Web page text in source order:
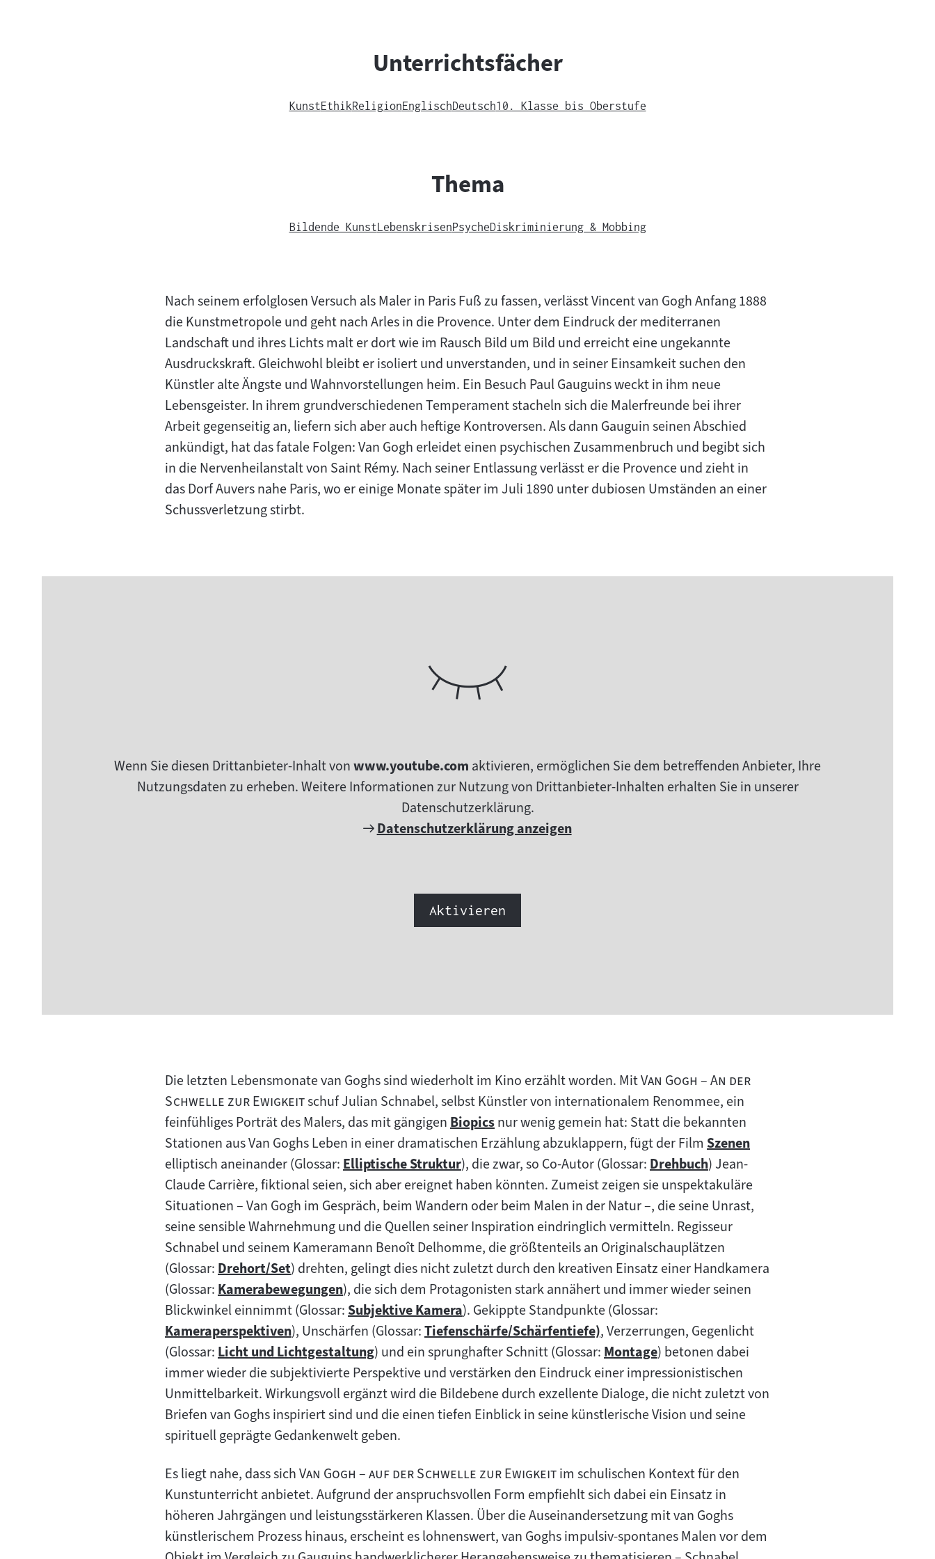
Unterrichtsfächer
KunstEthikReligionEnglischDeutsch10. Klasse bis Oberstufe
Thema
Bildende KunstLebenskrisenPsycheDiskriminierung & Mobbing
Nach seinem erfolglosen Versuch als Maler in Paris Fuß zu fassen, verlässt Vincent van Gogh Anfang 1888
die Kunstmetropole und geht nach Arles in die Provence. Unter dem Eindruck der mediterranen
Landschaft und ihres Lichts malt er dort wie im Rausch Bild um Bild und erreicht eine ungekannte
Ausdruckskraft. Gleichwohl bleibt er isoliert und unverstanden, und in seiner Einsamkeit suchen den
Künstler alte Ängste und Wahnvorstellungen heim. Ein Besuch Paul Gauguins weckt in ihm neue
Lebensgeister. In ihrem grundverschiedenen Temperament stacheln sich die Malerfreunde bei ihrer
Arbeit gegenseitig an, liefern sich aber auch heftige Kontroversen. Als dann Gauguin seinen Abschied
ankündigt, hat das fatale Folgen: Van Gogh erleidet einen psychischen Zusammenbruch und begibt sich
in die Nervenheilanstalt von Saint Rémy. Nach seiner Entlassung verlässt er die Provence und zieht in
das Dorf Auvers nahe Paris, wo er einige Monate später im Juli 1890 unter dubiosen Umständen an einer
Schussverletzung stirbt.
Wenn Sie diesen Drittanbieter-Inhalt vonwww.youtube.com aktivieren, ermöglichen Sie dem betreffenden Anbieter, Ihre
Nutzungsdaten zu erheben. Weitere Informationen zur Nutzung von Drittanbieter-Inhalten erhalten Sie in unserer
Datenschutzerklärung.
Externer
Datenschutzerklärung anzeigen
Aktivieren
Die letzten Lebensmonate van Goghs sind wiederholt im Kino erzählt worden. Mit"
Van Gogh – An der
Schwelle zur Ewigkeit"schuf Julian Schnabel, selbst Künstler von internationalem Renommee, ein
feinfühliges Porträt des Malers, das mit gängigenZum
Inhalt:
Biopicsnur wenig gemein hat: Statt die bekannten
Stationen aus Van Goghs Leben in einer dramatischen Erzählung abzuklappern, fügt der Film Zum
Inhalt:
Szenen
elliptisch aneinander (Glossar:Zum
Inhalt:
Elliptische Struktur), die zwar, so Co-Autor (Glossar:Zum
Inhalt:
Drehbuch) Jean-
Claude Carrière, fiktional seien, sich aber ereignet haben könnten. Zumeist zeigen sie unspektakuläre
Situationen – Van Gogh im Gespräch, beim Wandern oder beim Malen in der Natur –, die seine Unrast,
seine sensible Wahrnehmung und die Quellen seiner Inspiration eindringlich vermitteln. Regisseur
Schnabel und seinem Kameramann Benoît Delhomme, die größtenteils an Originalschauplätzen
(Glossar:Zum
Inhalt:
Drehort/Set) drehten, gelingt dies nicht zuletzt durch den kreativen Einsatz einer Handkamera
(Glossar:Zum
Inhalt:
Kamerabewegungen), die sich dem Protagonisten stark annähert und immer wieder seinen
Blickwinkel einnimmt (Glossar:Zum
Inhalt:
Subjektive Kamera). Gekippte Standpunkte (Glossar:
Zum
Inhalt:
Kameraperspektiven), Unschärfen (Glossar:Zum
Inhalt:
Tiefenschärfe/Schärfentiefe), Verzerrungen, Gegenlicht
(Glossar:Zum
Inhalt:
Licht und Lichtgestaltung) und ein sprunghafter Schnitt (Glossar:Zum
Inhalt:
Montage) betonen dabei
immer wieder die subjektivierte Perspektive und verstärken den Eindruck einer impressionistischen
Unmittelbarkeit. Wirkungsvoll ergänzt wird die Bildebene durch exzellente Dialoge, die nicht zuletzt von
Briefen van Goghs inspiriert sind und die einen tiefen Einblick in seine künstlerische Vision und seine
spirituell geprägte Gedankenwelt geben.
Es liegt nahe, dass sich"
Van Gogh – auf der Schwelle zur Ewigkeit"im schulischen Kontext für den
Kunstunterricht anbietet. Aufgrund der anspruchsvollen Form empfiehlt sich dabei ein Einsatz in
höheren Jahrgängen und leistungsstärkeren Klassen. Über die Auseinandersetzung mit van Goghs
künstlerischem Prozess hinaus, erscheint es lohnenswert, van Goghs impulsiv-spontanes Malen vor dem